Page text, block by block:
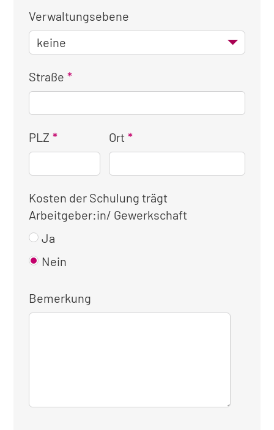
Verwaltungsebene
Straße
PLZ Ort
Kosten der Schulung trägt
Arbeitgeber:in/ Gewerkschaft
Ja
Nein
Bemerkung